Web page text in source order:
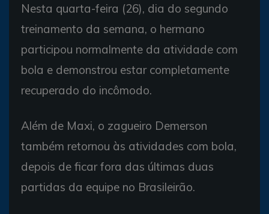
Nesta quarta-feira (26), dia do segundo
treinamento da semana, o hermano
participou normalmente da atividade com
bola e demonstrou estar completamente
recuperado do incômodo.
Além de Maxi, o zagueiro Demerson
também retornou às atividades com bola,
depois de ficar fora das últimas duas
partidas da equipe no Brasileirão.